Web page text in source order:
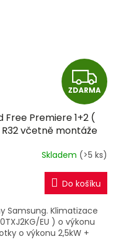
Z
D
A
R
M
A
ZDARMA
Free Premiere 1+2 (
včetně montáže
Skladem (>5 ks)
Do košíku
Samsung. Klimatizace
EU ) o výkonu
o výkonu 2,5kW +